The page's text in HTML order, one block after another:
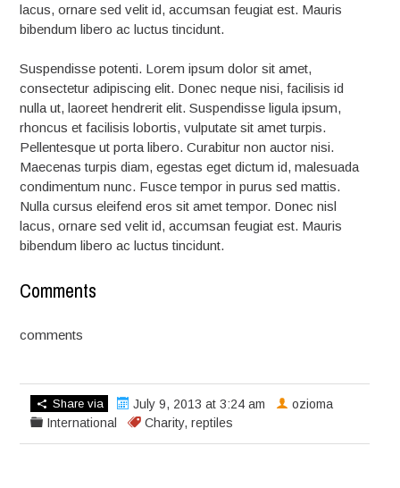
lacus, ornare sed velit id, accumsan feugiat est. Mauris
bibendum libero ac luctus tincidunt.
Suspendisse potenti. Lorem ipsum dolor sit amet,
consectetur adipiscing elit. Donec neque nisi, facilisis id
nulla ut, laoreet hendrerit elit. Suspendisse ligula ipsum,
rhoncus et facilisis lobortis, vulputate sit amet turpis.
Pellentesque ut porta libero. Curabitur non auctor nisi.
Maecenas turpis diam, egestas eget dictum id, malesuada
condimentum nunc. Fusce tempor in purus sed mattis.
Nulla cursus eleifend eros sit amet tempor. Donec nisl
lacus, ornare sed velit id, accumsan feugiat est. Mauris
bibendum libero ac luctus tincidunt.
Comments
comments
Share via
July 9, 2013 at 3:24 am
International
Charity,reptiles
ozioma